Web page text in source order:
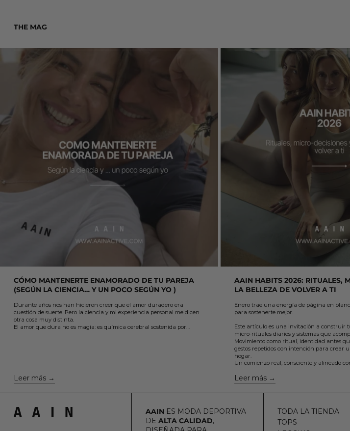
THE MAG
Leer más: Cómo mantenerte enamorado de tu pareja (según la ciencia… y un poco según yo )
CÓMO MANTENERTE ENAMORADO DE TU PAREJA
(SEGÚN LA CIENCIA… Y UN POCO SEGÚN YO )
Durante años nos han hicieron creer que el amor duradero era
cuestión de suerte. Pero la ciencia y mi experiencia personal me dicen
otra cosa muy distinta.
El amor que dura no es magia: es química cerebral sostenida por
Leer más
Leer más: AAIN Habits 2026:
AAIN HABITS 2026: RITUALES,
LA BELLEZA DE VOLVER A TI
Enero trae una energía de página en
para sostenerte mejor.
Este artículo es una invitación a construir
micro-rituales diarios y sistemas que
Movimiento como ritual, identidad antes
gestos repetidos con intención para crear
hogar.
Un comienzo real, consciente y alineado
Leer más
AAIN ES MODA DEPORTIVA
DE ALTA CALIDAD,
TODA LA TIENDA
TOPS